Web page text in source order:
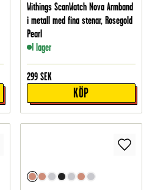
Withings ScanWatch Nova Armband
i metall med fina stenar, Rosegold
Pearl
I lager
299 SEK
KÖP